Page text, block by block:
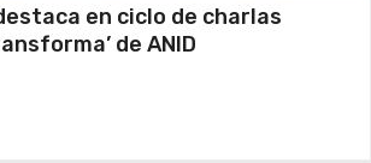
en ciclo de charlas
de ANID